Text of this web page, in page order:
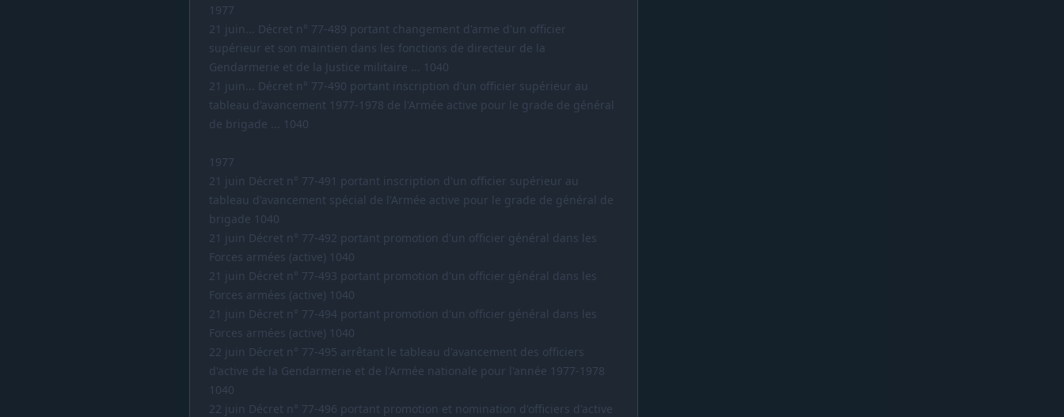
1977
21 juin... Décret n° 77-489 portant changement d'arme d'un officier
supérieur et son maintien dans les fonctions de directeur de la
Gendarmerie et de la Justice militaire ... 1040
21 juin... Décret n° 77-490 portant inscription d'un officier supérieur au
tableau d'avancement 1977-1978 de l'Armée active pour le grade de général
de brigade ... 1040
1977
21 juin Décret n° 77-491 portant inscription d'un officier supérieur au
tableau d'avancement spécial de l'Armée active pour le grade de général de
brigade 1040
21 juin Décret n° 77-492 portant promotion d'un officier général dans les
Forces armées (active) 1040
21 juin Décret n° 77-493 portant promotion d'un officier général dans les
Forces armées (active) 1040
21 juin Décret n° 77-494 portant promotion d'un officier général dans les
Forces armées (active) 1040
22 juin Décret n° 77-495 arrêtant le tableau d'avancement des officiers
d'active de la Gendarmerie et de l'Armée nationale pour l'année 1977-1978
1040
22 juin Décret n° 77-496 portant promotion et nomination d'officiers d'active